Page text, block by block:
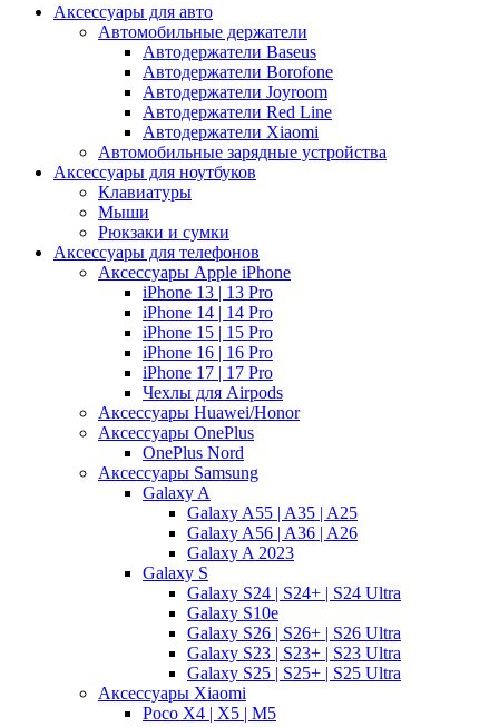
Аксессуары для авто
Автомобильные держатели
Автодержатели Baseus
Автодержатели Borofone
Автодержатели Joyroom
Автодержатели Red Line
Автодержатели Xiaomi
Автомобильные зарядные устройства
Аксессуары для ноутбуков
Клавиатуры
Мыши
Рюкзаки и сумки
Аксессуары для телефонов
Аксессуары Apple iPhone
iPhone 13 | 13 Pro
iPhone 14 | 14 Pro
iPhone 15 | 15 Pro
iPhone 16 | 16 Pro
iPhone 17 | 17 Pro
Чехлы для Airpods
Аксессуары Huawei/Honor
Аксессуары OnePlus
OnePlus Nord
Аксессуары Samsung
Galaxy A
Galaxy A55 | A35 | A25
Galaxy A56 | A36 | A26
Galaxy A 2023
Galaxy S
Galaxy S24 | S24+ | S24 Ultra
Galaxy S10e
Galaxy S26 | S26+ | S26 Ultra
Galaxy S23 | S23+ | S23 Ultra
Galaxy S25 | S25+ | S25 Ultra
Аксессуары Xiaomi
Poco X4 | X5 | M5